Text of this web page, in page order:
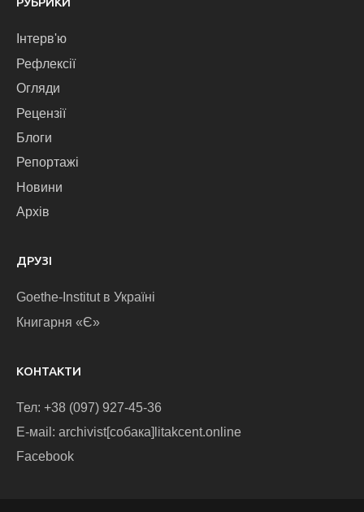
Інтерв'ю
Рефлексії
Огляди
Рецензії
Блоги
Репортажі
Новини
Архів
ДРУЗІ
Goethe-Institut в Україні
Книгарня «Є»
КОНТАКТИ
Тел: +38 (097) 927-45-36
E-маіl: archivist[собака]litakcent.online
Facebook